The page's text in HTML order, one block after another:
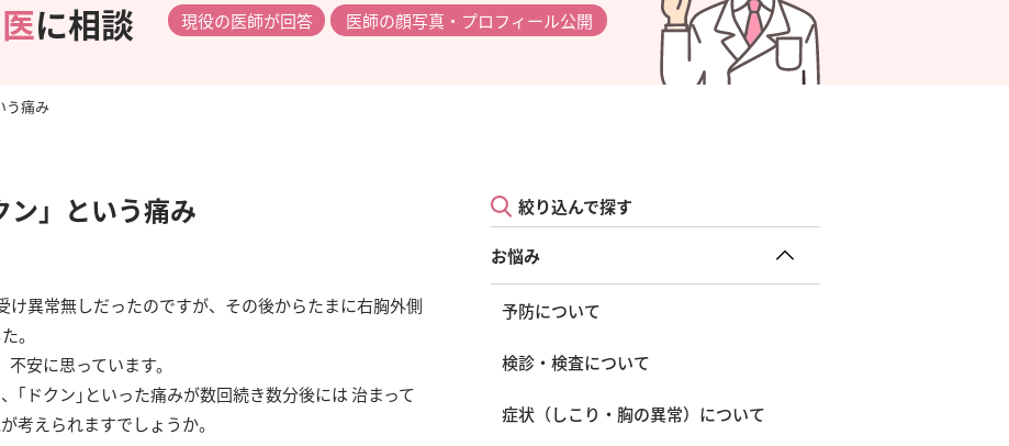
に相談
現役の医師が回答
医師の顔写真・プロフィール公開
う痛み
ン」という痛み
け異常無しだったのですが、その後からたまに右胸外側
。
安に思っています。
｢ドクン｣といった痛みが数回続き数分後には 治まって
考えられますでしょうか。
絞り込んで探す
お悩み
予防について
検診・検査について
症状（しこり・胸の異常）について